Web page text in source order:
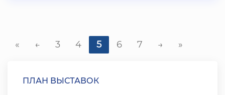
« ← 3 4 5 6 7 → »
ПЛАН ВЫСТАВОК